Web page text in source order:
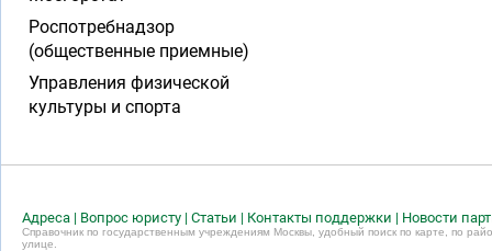
Роспотребнадзор
(общественные приемные)
Управления физической
культуры и спорта
Адреса | Вопрос юристу | Статьи | Контакты поддержки | Новости
Справочник по государственным учреждениям Москвы, удобный поиск по карте, по
улице.